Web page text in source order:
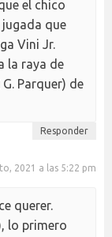
el chico
que
Vini Jr.
la raya de
Parquer) de
Responder
2021 a las 5:22 pm
querer.
lo primero